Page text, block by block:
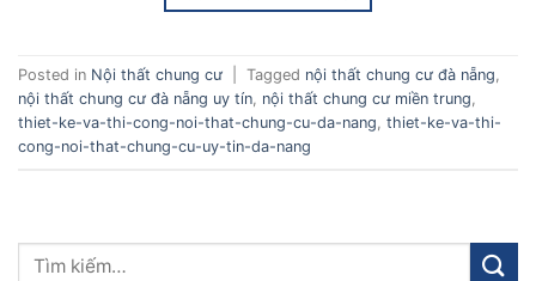
Posted in Nội thất chung cư Tagged nội thất chung cư đà nẵng,
nội thất chung cư đà nẵng uy tín, nội thất chung cư miền trung,
thiet-ke-va-thi-cong-noi-that-chung-cu-da-nang, thiet-ke-va-thi-
cong-noi-that-chung-cu-uy-tin-da-nang